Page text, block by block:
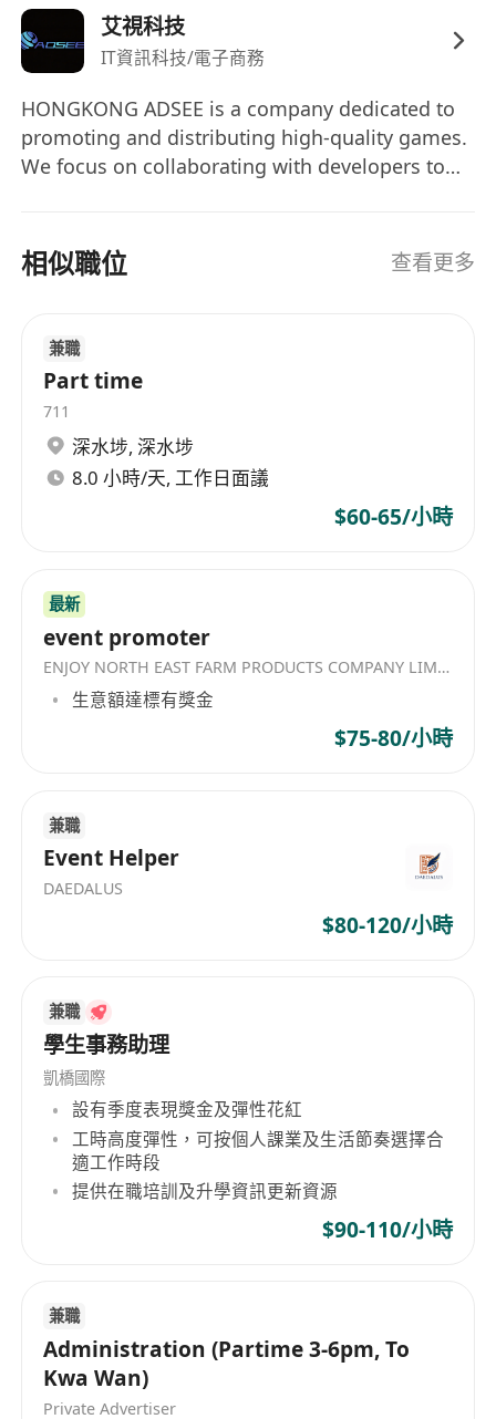
艾視科技
IT資訊科技/電子商務
HONGKONG ADSEE is a company dedicated to
promoting and distributing high-quality games.
We focus on collaborating with developers to
play a significant role in the gaming industry,
bringing entertainment and enjoyment to
to meet the ever-changing market demands, we
aim to provide players with diverse gaming
experiences. We firmly believe in the power of
games and are committed to becoming leaders
in the industry, delivering a wide array of
exciting game products to players.
相似職位 查看更多
兼職
Part time
711
深水埗, 深水埗
8.0 小時/天, 工作日面議
$60-65/小時
最新
event promoter
ENJOY NORTH EAST FARM PRODUCTS COMPANY LIMITED
生意額達標有獎金
$75-80/小時
兼職
Event Helper
DAEDALUS
$80-120/小時
兼職
學生事務助理
凱橋國際
設有季度表現獎金及彈性花紅
工時高度彈性，可按個人課業及生活節奏選擇合
適工作時段
提供在職培訓及升學資訊更新資源
$90-110/小時
兼職
Administration (Partime 3-6pm, To
Kwa Wan)
Private Advertiser